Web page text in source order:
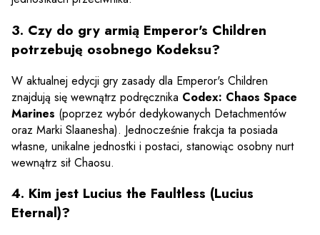
3. Czy do gry armią Emperor's Children
potrzebuję osobnego Kodeksu?
W aktualnej edycji gry zasady dla Emperor's Children
znajdują się wewnątrz podręcznika Codex: Chaos Space
Marines (poprzez wybór dedykowanych Detachmentów
oraz Marki Slaanesha). Jednocześnie frakcja ta posiada
własne, unikalne jednostki i postaci, stanowiąc osobny nurt
wewnątrz sił Chaosu.
4. Kim jest Lucius the Faultless (Lucius
Eternal)?